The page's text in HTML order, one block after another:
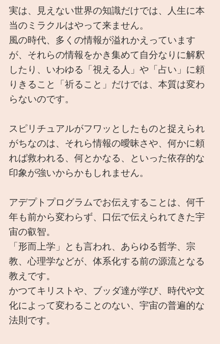
実は、見えない世界の知識だけでは、人生に本
当のミラクルはやって来ません。
風の時代、多くの情報が溢れかえっています
が、それらの情報をかき集めて自分なりに解釈
したり、いわゆる「視える人」や「占い」に頼
りきること「祈ること」だけでは、本質は変わ
らないのです。
スピリチュアルがフワッとしたものと捉えられ
がちなのは、それら情報の曖昧さや、何かに頼
れば救われる、何とかなる、といった依存的な
印象が強いからかもしれません。
アデプトプログラムでお伝えすることは、何千
年も前から変わらず、口伝で伝えられてきた宇
宙の叡智。
「形而上学」とも言われ、あらゆる哲学、宗
教、心理学などが、体系化する前の源流となる
教えです。
かつてキリストや、ブッダ達が学び、時代や文
化によって変わることのない、宇宙の普遍的な
法則です。